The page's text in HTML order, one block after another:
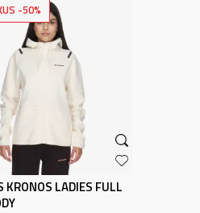
-50%
KRONOS LADIES FULL